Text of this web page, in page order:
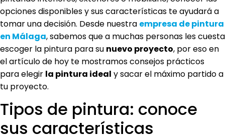
opciones disponibles y sus características te ayudará a
tomar una decisión. Desde nuestra empresa de pintura
en Málaga, sabemos que a muchas personas les cuesta
escoger la pintura para su nuevo proyecto, por eso en
el artículo de hoy te mostramos consejos prácticos
para elegir la pintura ideal y sacar el máximo partido a
tu proyecto.
Tipos de pintura: conoce
sus características